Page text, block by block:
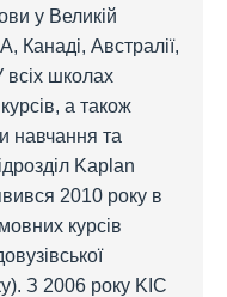
у Великій
Канаді, Австралії,
всіх школах
а також
навчання та
Kaplan
2010 року в
курсів
З 2006 року KIC